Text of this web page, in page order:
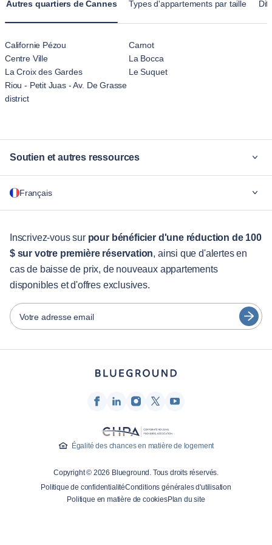
Autres quartiers de Cannes Types d'appartements par taille
Californie Pézou
Carnot
Centre Ville
La Bocca
La Croix des Gardes
Le Suquet
Riou - Petit Juas - Av. De Grasse
district
Soutien et autres ressources
Pour les entreprises
Services aux visiteurs
Guides des villes
Partenaires
Opérateurs de location de meubles
Propriétaires
Partenaires de franchise
À propos de nous
Français
English
Português
Español
Français
Türkçe
Inscrivez-vous sur pour bénéficier d'une réduction de 100
$ sur votre première réservation, ainsi que d'alertes en
cas de baisse de prix, de nouveaux appartements
disponibles et d'offres exclusives.
Votre adresse email
Égalité des chances en matière de logement
Copyright © 2026 Blueground. Tous droits réservés.
Politique de confidentialitéConditions générales d'utilisation
Politique en matière de cookiesPlan du site